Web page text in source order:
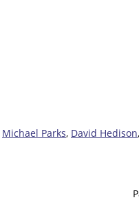
Michael Parks, David Hedison,